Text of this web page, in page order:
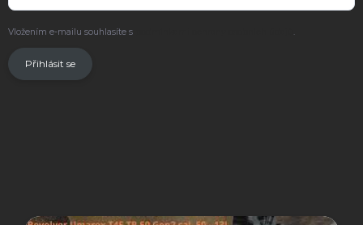
Vložením e-mailu souhlasíte s .
Přihlásit se